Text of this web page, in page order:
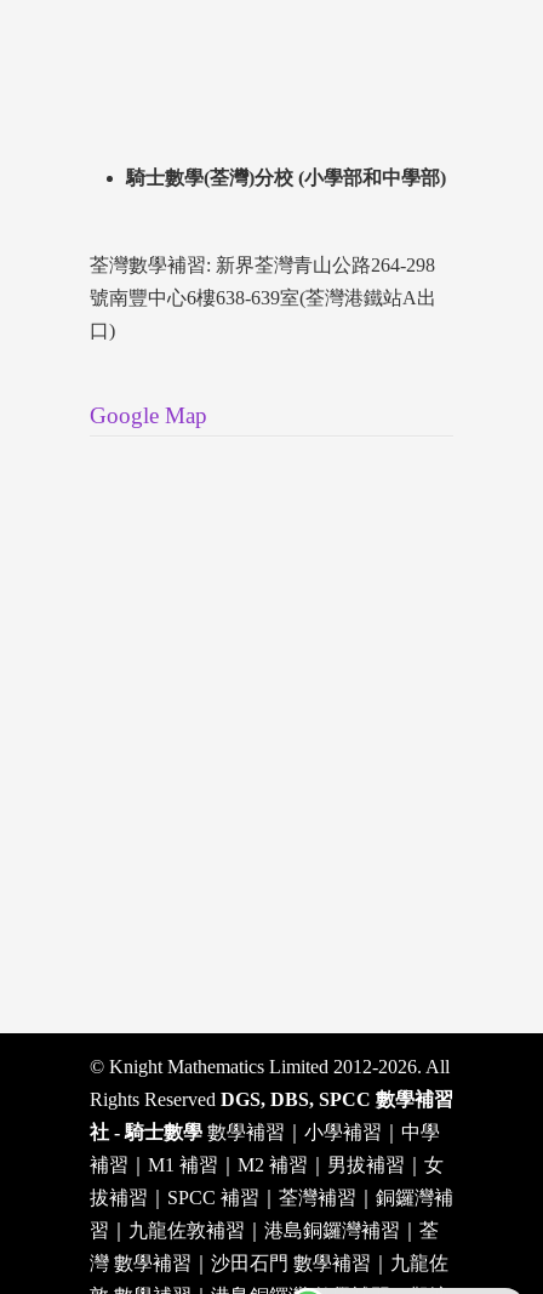
騎士數學(荃灣)分校 (小學部和中學部)
荃灣數學補習: 新界荃灣青山公路264-298
號南豐中心6樓638-639室(荃灣港鐵站A出
口)
Google Map
© Knight Mathematics Limited 2012-2026. All
Rights Reserved DGS, DBS, SPCC 數學補習
社 - 騎士數學 數學補習｜小學補習｜中學
補習｜M1 補習｜M2 補習｜男拔補習｜女
拔補習｜SPCC 補習｜荃灣補習｜銅鑼灣補
習｜九龍佐敦補習｜港島銅鑼灣補習｜荃
灣 數學補習｜沙田石門 數學補習｜九龍佐